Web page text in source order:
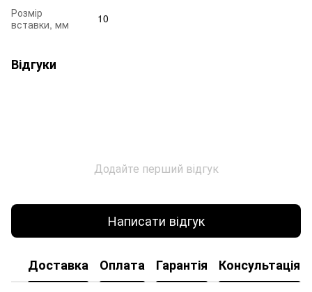
Розмір
вставки, мм
10
Відгуки
Додайте перший відгук
Написати відгук
Доставка Оплата Гарантія Консультація